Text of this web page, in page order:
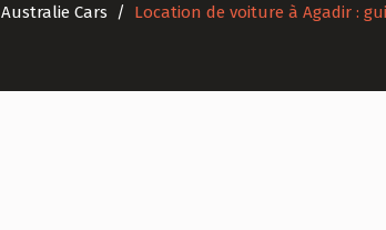
Australie Cars Location de voiture à Agadir :